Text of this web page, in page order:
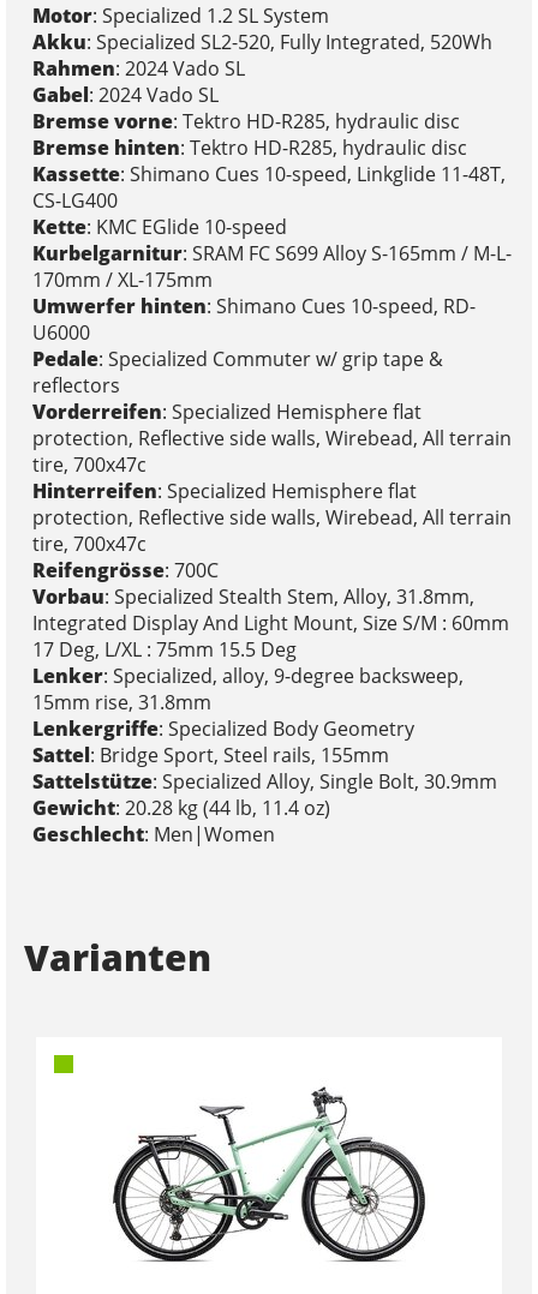
Motor: Specialized 1.2 SL System
Akku: Specialized SL2-520, Fully Integrated, 520Wh
Rahmen: 2024 Vado SL
Gabel: 2024 Vado SL
Bremse vorne: Tektro HD-R285, hydraulic disc
Bremse hinten: Tektro HD-R285, hydraulic disc
Kassette: Shimano Cues 10-speed, Linkglide 11-48T,
CS-LG400
Kette: KMC EGlide 10-speed
Kurbelgarnitur: SRAM FC S699 Alloy S-165mm / M-L-
170mm / XL-175mm
Umwerfer hinten: Shimano Cues 10-speed, RD-
U6000
Pedale: Specialized Commuter w/ grip tape &
reflectors
Vorderreifen: Specialized Hemisphere flat
protection, Reflective side walls, Wirebead, All terrain
tire, 700x47c
Hinterreifen: Specialized Hemisphere flat
protection, Reflective side walls, Wirebead, All terrain
tire, 700x47c
Reifengrösse: 700C
Vorbau: Specialized Stealth Stem, Alloy, 31.8mm,
Integrated Display And Light Mount, Size S/M : 60mm
17 Deg, L/XL : 75mm 15.5 Deg
Lenker: Specialized, alloy, 9-degree backsweep,
15mm rise, 31.8mm
Lenkergriffe: Specialized Body Geometry
Sattel: Bridge Sport, Steel rails, 155mm
Sattelstütze: Specialized Alloy, Single Bolt, 30.9mm
Gewicht: 20.28 kg (44 lb, 11.4 oz)
Geschlecht: Men|Women
Varianten